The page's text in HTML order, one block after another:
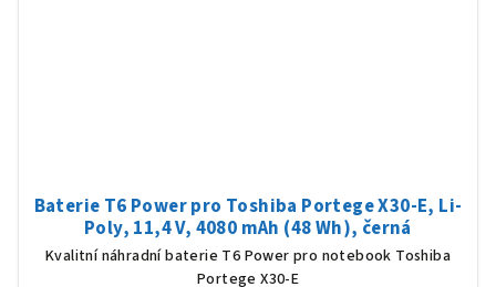
Baterie T6 Power pro Toshiba Portege X30-E, Li-
Poly, 11,4 V, 4080 mAh (48 Wh), černá
Kvalitní náhradní baterie T6 Power pro notebook Toshiba
Portege X30-E